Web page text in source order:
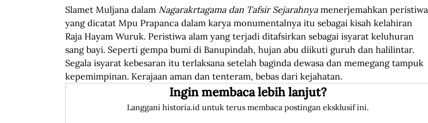
Slamet Muljana dalam Nagarakrtagama dan Tafsir Sejarahnya menerjemahkan peristiwa
yang dicatat Mpu Prapanca dalam karya monumentalnya itu sebagai kisah kelahiran
Raja Hayam Wuruk. Peristiwa alam yang terjadi ditafsirkan sebagai isyarat keluhuran
sang bayi. Seperti gempa bumi di Banupindah, hujan abu diikuti guruh dan halilintar.
Segala isyarat kebesaran itu terlaksana setelah baginda dewasa dan memegang tampuk
kepemimpinan. Kerajaan aman dan tenteram, bebas dari kejahatan.
Ingin membaca lebih lanjut?
Langgani historia.id untuk terus membaca postingan eksklusif ini.